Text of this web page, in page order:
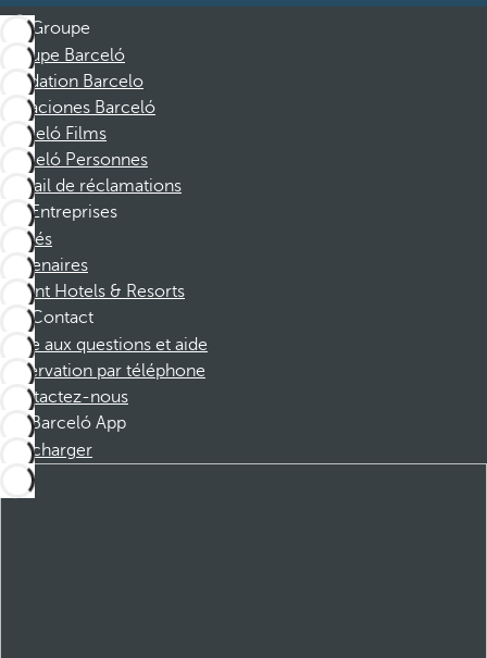
Groupe
Groupe Barceló
Fondation Barcelo
Vacaciones Barceló
Barceló Films
Barceló Personnes
Portail de réclamations
Entreprises
Affiliés
Partenaires
Dorint Hotels & Resorts
Contact
Foire aux questions et aide
Réservation par téléphone
Contactez-nous
Barceló App
Télécharger